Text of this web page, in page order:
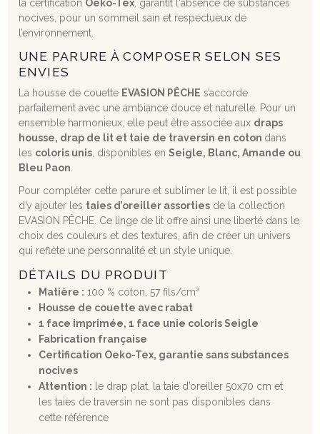
la certification Oeko-Tex, garantit l'absence de substances
nocives, pour un sommeil sain et respectueux de
l’environnement.
UNE PARURE À COMPOSER SELON SES
ENVIES
La housse de couette EVASION PÊCHE s’accorde
parfaitement avec une ambiance douce et naturelle. Pour un
ensemble harmonieux, elle peut être associée aux draps
housse, drap de lit et taie de traversin en coton dans
les coloris unis, disponibles en Seigle, Blanc, Amande ou
Bleu Paon.
Pour compléter cette parure et sublimer le lit, il est possible
d’y ajouter les taies d’oreiller assortiesde la collection
EVASION PÊCHE. Ce linge de lit offre ainsi une liberté dans le
choix des couleurs et des textures, afin de créer un univers
qui reflète une personnalité et un style unique.
DÉTAILS DU PRODUIT
Matière : 100 % coton, 57 fils/cm²
Housse de couette avec rabat
1 face imprimée, 1 face unie coloris Seigle
Fabrication française
Certification Oeko-Tex, garantie sans substances
nocives
Attention : le drap plat, la taie d’oreiller 50x70 cm et
les taies de traversin ne sont pas disponibles dans
cette référence